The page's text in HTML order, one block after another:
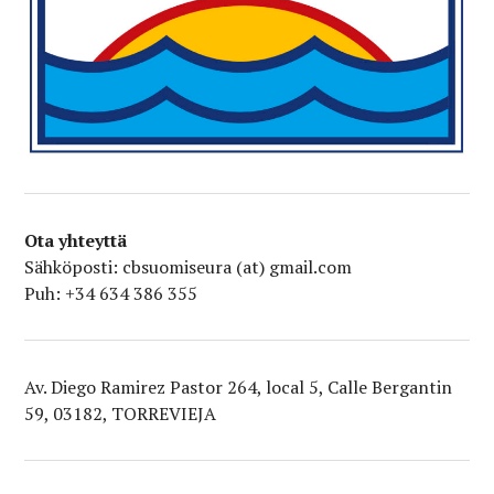
Ota yhteyttä
Sähköposti: cbsuomiseura (at) gmail.com
Puh: +34 634 386 355
Av. Diego Ramirez Pastor 264, local 5, Calle Bergantin
59, 03182, TORREVIEJA